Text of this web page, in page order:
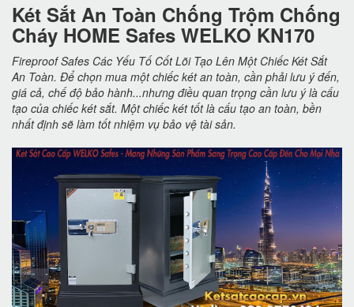
Két Sắt An Toàn Chống Trộm Chống
Cháy HOME Safes WELKO KN170
Fireproof Safes Các Yếu Tố Cốt Lõi Tạo Lên Một Chiếc Két Sắt
An Toàn. Để chọn mua một chiếc két an toàn, cần phải lưu ý đến,
giá cả, chế độ bảo hành...nhưng điều quan trọng cần lưu ý là cấu
tạo của chiếc két sắt. Một chiếc két tốt là cấu tạo an toàn, bền
nhất định sẽ làm tốt nhiệm vụ bảo vệ tài sản.